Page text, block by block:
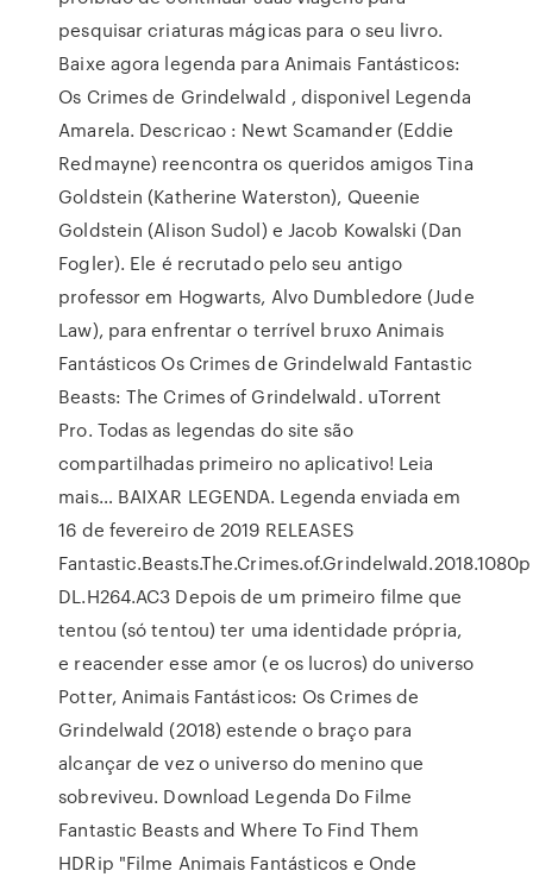
pesquisar criaturas mágicas para o seu livro.
Baixe agora legenda para Animais Fantásticos:
Os Crimes de Grindelwald , disponivel Legenda
Amarela. Descricao : Newt Scamander (Eddie
Redmayne) reencontra os queridos amigos Tina
Goldstein (Katherine Waterston), Queenie
Goldstein (Alison Sudol) e Jacob Kowalski (Dan
Fogler). Ele é recrutado pelo seu antigo
professor em Hogwarts, Alvo Dumbledore (Jude
Law), para enfrentar o terrível bruxo Animais
Fantásticos Os Crimes de Grindelwald Fantastic
Beasts: The Crimes of Grindelwald. uTorrent
Pro. Todas as legendas do site são
compartilhadas primeiro no aplicativo! Leia
mais… BAIXAR LEGENDA. Legenda enviada em
16 de fevereiro de 2019 RELEASES
DL.H264.AC3 Depois de um primeiro filme que
tentou (só tentou) ter uma identidade própria,
e reacender esse amor (e os lucros) do universo
Potter, Animais Fantásticos: Os Crimes de
Grindelwald (2018) estende o braço para
alcançar de vez o universo do menino que
sobreviveu. Download Legenda Do Filme
Fantastic Beasts and Where To Find Them
HDRip "Filme Animais Fantásticos e Onde